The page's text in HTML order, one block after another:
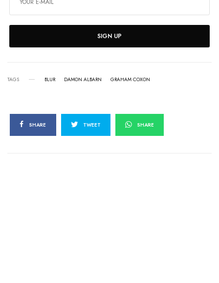
SIGN UP
TAGS BLUR DAMON ALBARN GRAHAM COXON
SHARE TWEET SHARE